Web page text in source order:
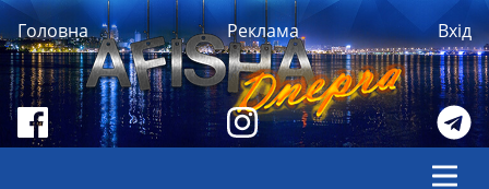
Головна Реклама Вхід